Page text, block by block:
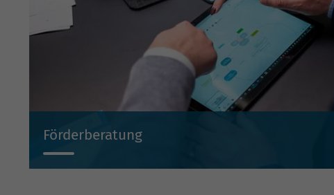
Förderberatung